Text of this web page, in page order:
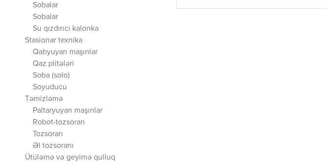
Sobalar
Sobalar
Su qızdırıcı kalonka
Stasionar texnika
Qabyuyan maşınlar
Qaz plitələri
Soba (solo)
Soyuducu
Təmizləmə
Paltaryuyan maşınlar
Robot-tozsoran
Tozsoran
Əl tozsoranı
Ütüləmə və geyimə qulluq